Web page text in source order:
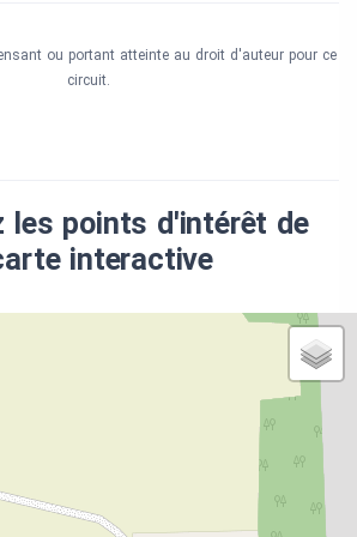
ou portant atteinte au droit d'auteur pour ce
circuit.
les points d'intérêt de
interactive